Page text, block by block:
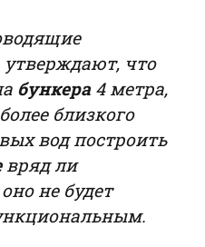
что
бункера4 метра,
близкого
вод построить
вряд ли
не будет